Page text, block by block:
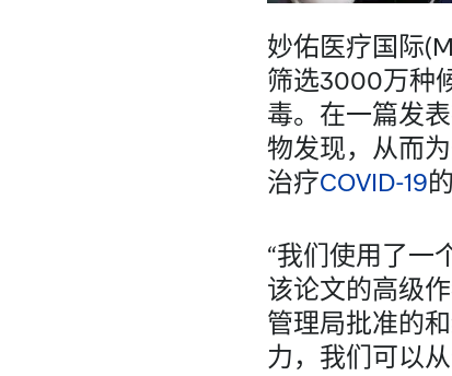
妙佑医疗国际
筛选3000万种
毒。在一篇发
物发现，从而
治疗COVID-19
“我们使用了一
该论文的高级
管理局批准的
力，我们可以